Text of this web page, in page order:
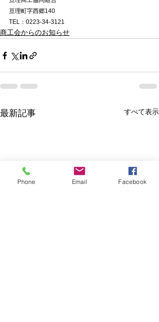
亘理町字西郷140
TEL：0223-34-3121
商工会からのお知らせ
最新記事 すべて表示
Phone Email Facebook